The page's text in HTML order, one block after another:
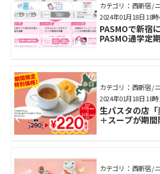
カテゴリ： 西新宿 /
PASMOで新宿
PASMO通学定
2024年01月18日 18
カテゴリ： 西新宿 /
生パスタの店
＋スープが期
2024年01月18日 18
カテゴリ： 西新宿 /